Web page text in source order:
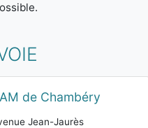
de Chambéry
Jean-Jaurès